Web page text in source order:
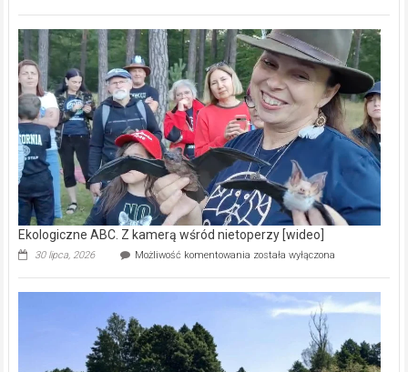
–
prawdziwy
skarb
natury
[wideo]
Ekologiczne ABC. Z kamerą wśród nietoperzy [wideo]
30 lipca, 2026 Możliwość komentowania Ekologiczne
kamerą
wśród
została wyłączona